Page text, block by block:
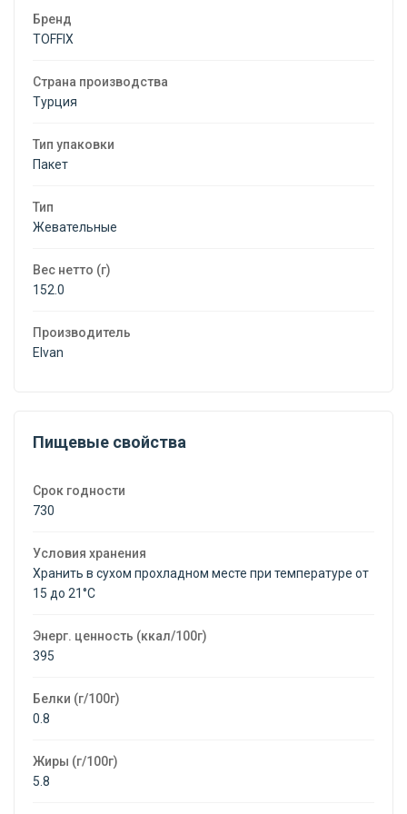
Mix
152
Бренд
TOFFIX
Страна производства
Турция
Тип упаковки
Пакет
Тип
Жевательные
Вес нетто (г)
152.0
Производитель
Elvan
Пищевые свойства
Срок годности
730
Условия хранения
Хранить в сухом прохладном месте при температуре от
15 до 21°C
Энерг. ценность (ккал/100г)
395
Белки (г/100г)
0.8
Жиры (г/100г)
5.8